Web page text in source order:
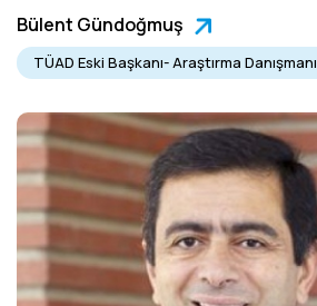
Bülent Gündoğmuş
TÜAD Eski Başkanı- Araştırma Danışmanı